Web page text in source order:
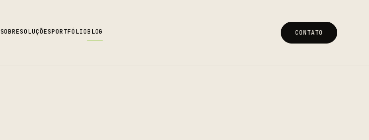
SOBRESOLUÇÕESPORTFÓLIOBLOG CONTATO